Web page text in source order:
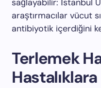
sağlayabilir: İstanbul
araştırmacılar vücut
antibiyotik içerdiğini
Terlemek